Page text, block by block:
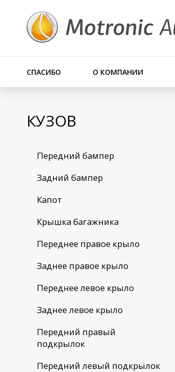
СПАСИБО О КОМПАНИИ
КУЗОВ
Передний бампер
Задний бампер
Капот
Крышка багажника
Переднее правое крыло
Заднее правое крыло
Переднее левое крыло
Заднее левое крыло
Передний правый
подкрылок
Передний левый подкрылок